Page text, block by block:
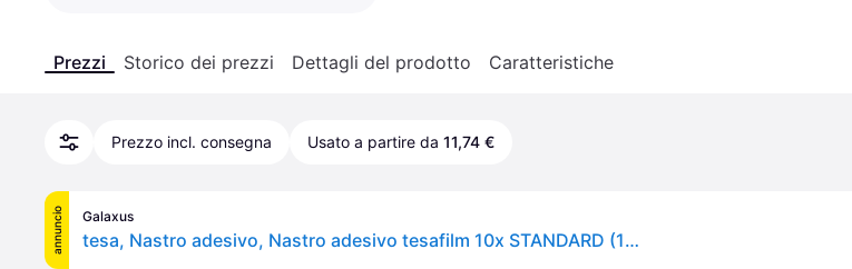
Prezzi Storico dei prezzi Dettagli del prodotto Caratteristiche
Prezzo incl. consegna Usato a partire da 11,74 €
annuncio Galaxus
tesa, Nastro adesivo, Nastro adesivo tesafilm 10x STANDARD (15mm)